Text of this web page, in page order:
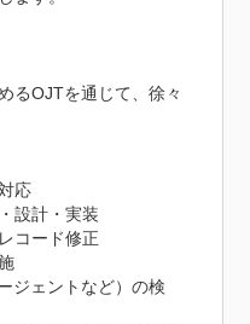
るOJTを通じて、徐々
応
設計・実装
コード修正
ジェントなど）の検